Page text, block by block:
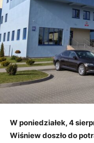
W poniedziałek, 4
Wiśniew doszło do